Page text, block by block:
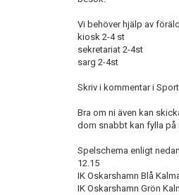
Vi behöver hjälp av
kiosk 2-4 st
sekretariat 2-4st
sarg 2-4st
Skriv i kommentar i
Bra om ni även kan
dom snabbt kan fylla på
Spelschema enligt
12.15
IK Oskarshamn Blå
IK Oskarshamn Grön